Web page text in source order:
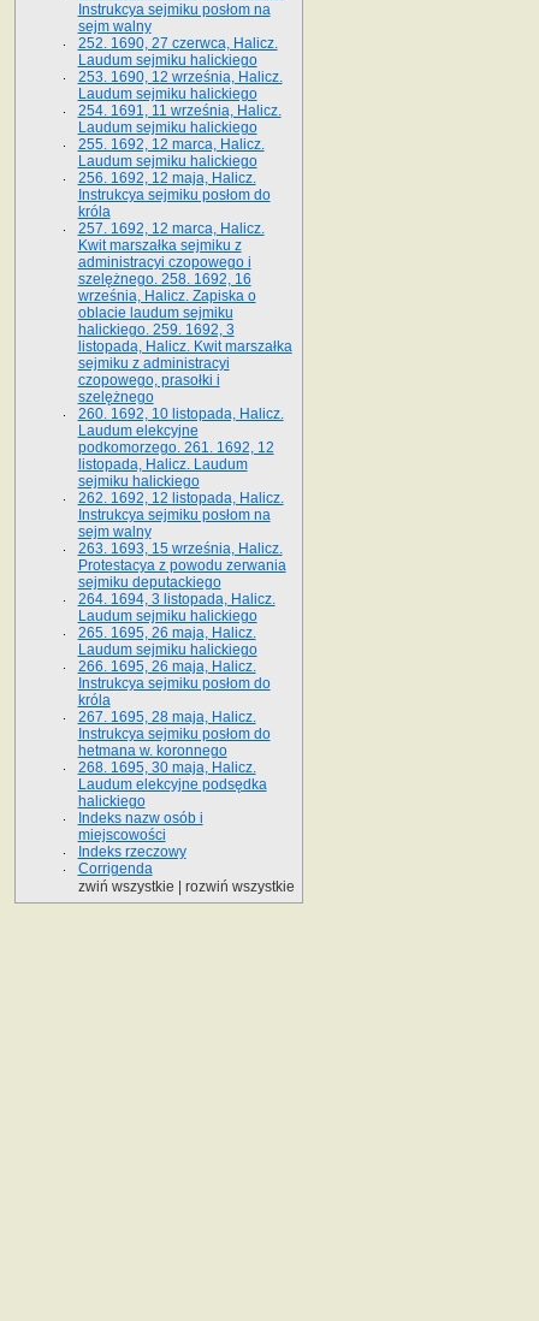
Instrukcya sejmiku posłom na
sejm walny
252. 1690, 27 czerwca, Halicz.
Laudum sejmiku halickiego
253. 1690, 12 września, Halicz.
Laudum sejmiku halickiego
254. 1691, 11 września, Halicz.
Laudum sejmiku halickiego
255. 1692, 12 marca, Halicz.
Laudum sejmiku halickiego
256. 1692, 12 maja, Halicz.
Instrukcya sejmiku posłom do
króla
257. 1692, 12 marca, Halicz.
Kwit marszałka sejmiku z
administracyi czopowego i
szelężnego. 258. 1692, 16
września, Halicz. Zapiska o
oblacie laudum sejmiku
halickiego. 259. 1692, 3
listopada, Halicz. Kwit marszałka
sejmiku z administracyi
czopowego, prasołki i
szelężnego
260. 1692, 10 listopada, Halicz.
Laudum elekcyjne
podkomorzego. 261. 1692, 12
listopada, Halicz. Laudum
sejmiku halickiego
262. 1692, 12 listopada, Halicz.
Instrukcya sejmiku posłom na
sejm walny
263. 1693, 15 września, Halicz.
Protestacya z powodu zerwania
sejmiku deputackiego
264. 1694, 3 listopada, Halicz.
Laudum sejmiku halickiego
265. 1695, 26 maja, Halicz.
Laudum sejmiku halickiego
266. 1695, 26 maja, Halicz.
Instrukcya sejmiku posłom do
króla
267. 1695, 28 maja, Halicz.
Instrukcya sejmiku posłom do
hetmana w. koronnego
268. 1695, 30 maja, Halicz.
Laudum elekcyjne podsędka
halickiego
Indeks nazw osób i
miejscowości
Indeks rzeczowy
Corrigenda
zwiń wszystkie
rozwiń wszystkie